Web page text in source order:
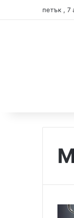
петък , 7